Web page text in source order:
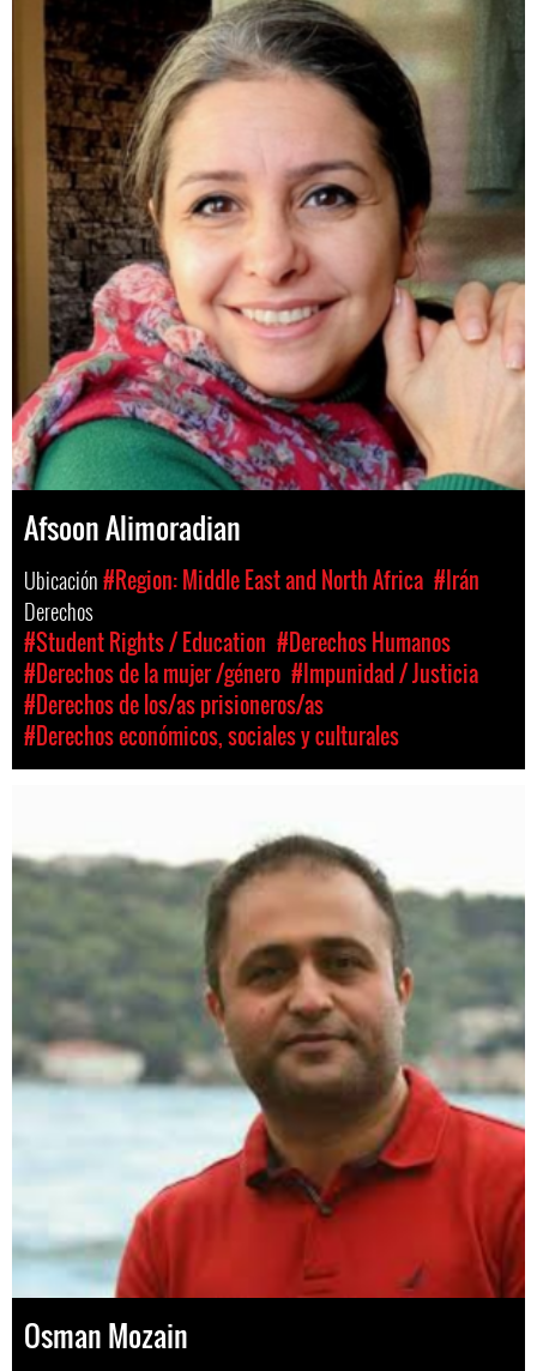
Afsoon Alimoradian
Ubicación#Region: Middle East and North Africa #Irán
Derechos
#Student Rights / Education #Derechos Humanos
#Derechos de la mujer /género #Impunidad / Justicia
#Derechos de los/as prisioneros/as
#Derechos económicos, sociales y culturales
Osman Mozain